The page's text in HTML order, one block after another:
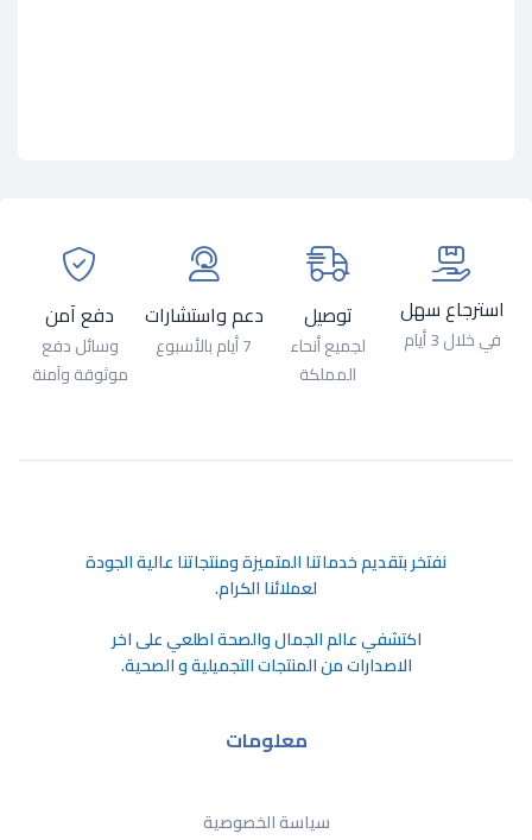
استرجاع سهل
في خلال 3 أيام
توصيل
لجميع أنحاء
المملكة
دعم واستشارات
7 أيام بالأسبوع
دفع آمن
وسائل دفع
موثوقة وآمنة
ﻧﻔﺘﺨﺮ ﺑﺘﻘﺪﻳﻢ ﺧﺪﻣﺎﺗﻨﺎ اﻟﻤﺘﻤﻴﺰة وﻣﻨﺘﺠﺎﺗﻨﺎ ﻋﺎﻟﻴﺔ اﻟﺠﻮدة
ﻟﻌﻤﻼﺋﻨﺎ اﻟﻜﺮام.
اكتشفي عالم الجمال والصحة اطلعي على اخر
الاصدارات من المنتجات التجميلية و الصحية.
معلومات
سياسة الخصوصية